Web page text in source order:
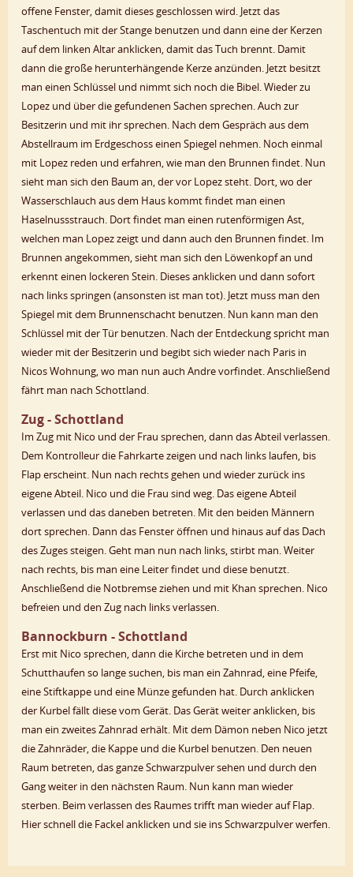
offene Fenster, damit dieses geschlossen wird. Jetzt das
Taschentuch mit der Stange benutzen und dann eine der Kerzen
auf dem linken Altar anklicken, damit das Tuch brennt. Damit
dann die große herunterhängende Kerze anzünden. Jetzt besitzt
man einen Schlüssel und nimmt sich noch die Bibel. Wieder zu
Lopez und über die gefundenen Sachen sprechen. Auch zur
Besitzerin und mit ihr sprechen. Nach dem Gespräch aus dem
Abstellraum im Erdgeschoss einen Spiegel nehmen. Noch einmal
mit Lopez reden und erfahren, wie man den Brunnen findet. Nun
sieht man sich den Baum an, der vor Lopez steht. Dort, wo der
Wasserschlauch aus dem Haus kommt findet man einen
Haselnussstrauch. Dort findet man einen rutenförmigen Ast,
welchen man Lopez zeigt und dann auch den Brunnen findet. Im
Brunnen angekommen, sieht man sich den Löwenkopf an und
erkennt einen lockeren Stein. Dieses anklicken und dann sofort
nach links springen (ansonsten ist man tot). Jetzt muss man den
Spiegel mit dem Brunnenschacht benutzen. Nun kann man den
Schlüssel mit der Tür benutzen. Nach der Entdeckung spricht man
wieder mit der Besitzerin und begibt sich wieder nach Paris in
Nicos Wohnung, wo man nun auch Andre vorfindet. Anschließend
fährt man nach Schottland.
Zug - Schottland
Im Zug mit Nico und der Frau sprechen, dann das Abteil verlassen.
Dem Kontrolleur die Fahrkarte zeigen und nach links laufen, bis
Flap erscheint. Nun nach rechts gehen und wieder zurück ins
eigene Abteil. Nico und die Frau sind weg. Das eigene Abteil
verlassen und das daneben betreten. Mit den beiden Männern
dort sprechen. Dann das Fenster öffnen und hinaus auf das Dach
des Zuges steigen. Geht man nun nach links, stirbt man. Weiter
nach rechts, bis man eine Leiter findet und diese benutzt.
Anschließend die Notbremse ziehen und mit Khan sprechen. Nico
befreien und den Zug nach links verlassen.
Bannockburn - Schottland
Erst mit Nico sprechen, dann die Kirche betreten und in dem
Schutthaufen so lange suchen, bis man ein Zahnrad, eine Pfeife,
eine Stiftkappe und eine Münze gefunden hat. Durch anklicken
der Kurbel fällt diese vom Gerät. Das Gerät weiter anklicken, bis
man ein zweites Zahnrad erhält. Mit dem Dämon neben Nico jetzt
die Zahnräder, die Kappe und die Kurbel benutzen. Den neuen
Raum betreten, das ganze Schwarzpulver sehen und durch den
Gang weiter in den nächsten Raum. Nun kann man wieder
sterben. Beim verlassen des Raumes trifft man wieder auf Flap.
Hier schnell die Fackel anklicken und sie ins Schwarzpulver werfen.